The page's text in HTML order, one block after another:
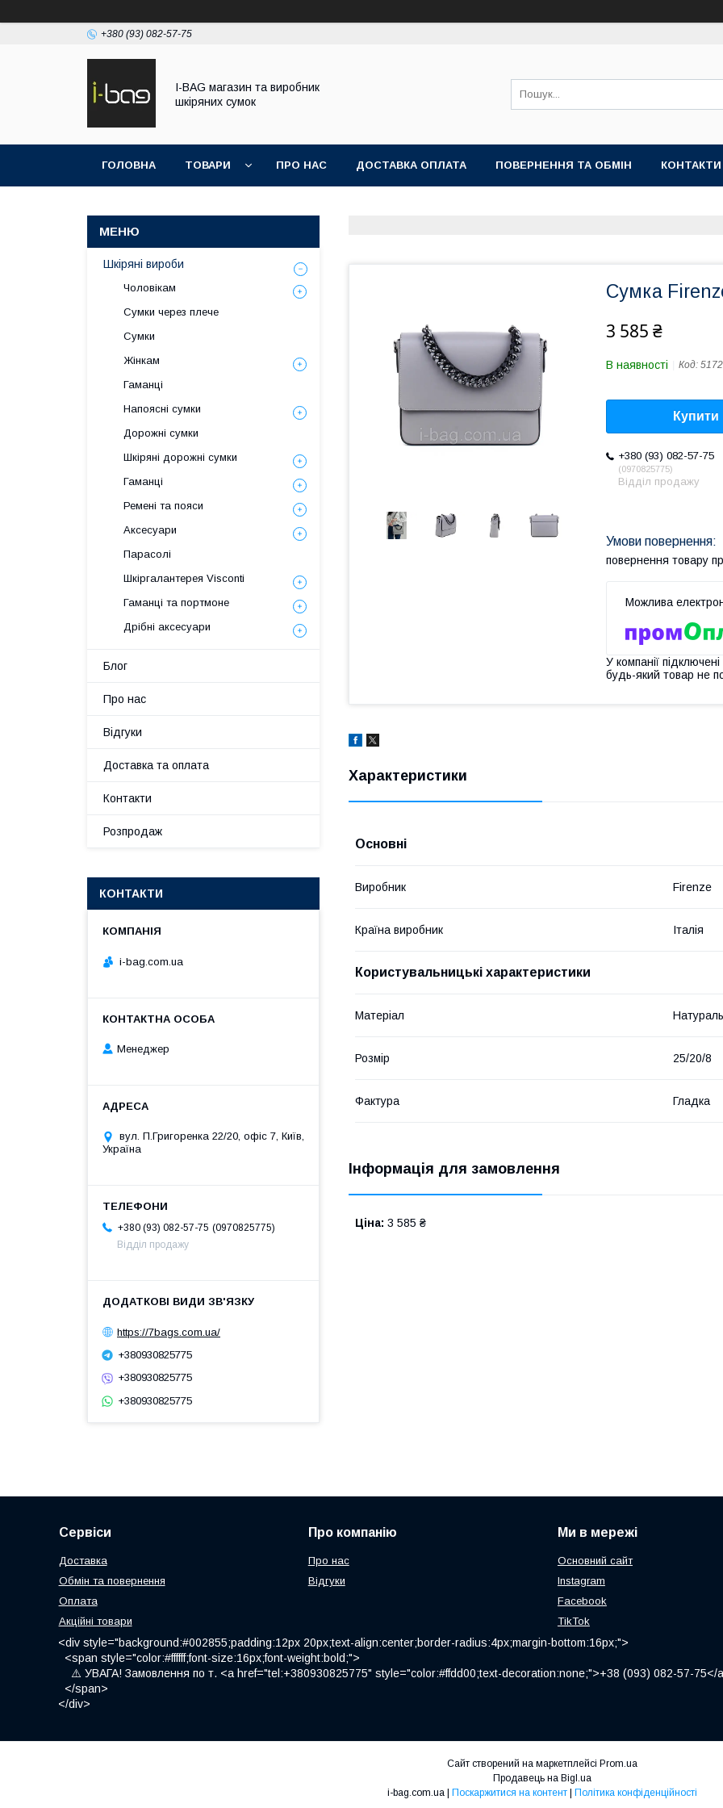
+380 (93) 082-57-75
I-BAG магазин та виробник
шкіряних сумок
ГОЛОВНА ТОВАРИ ПРО НАС ДОСТАВКА ОПЛАТА ПОВЕРНЕННЯ ТА ОБМІН КОНТАКТИ
Сумка
3 585 ₴
В наявності Код:
Купити
+380 (93) 082-57-75
0970825775
Відділ продажу
повернення товару
У компанії
будь-який товар не
Характеристики
Основні
Виробник Firenze
Країна виробник Італія
Користувальницькі характеристики
Матеріал
Розмір 25/20/8
Фактура Гладка
Інформація для замовлення
Ціна: 3 585 ₴
Шкіряні вироби
Чоловікам
Сумки через плече
Сумки
Жінкам
Гаманці
Напоясні сумки
Дорожні сумки
Шкіряні дорожні сумки
Гаманці
Ремені та пояси
Аксесуари
Парасолі
Шкіргалантерея Visconti
Гаманці та портмоне
Дрібні аксесуари
Блог
Про нас
Відгуки
Доставка та оплата
Контакти
Розпродаж
КОНТАКТИ
i-bag.com.ua
Менеджер
вул. П.Григоренка 22/20, офіс 7, Київ,
Україна
+380 (93) 082-57-75
0970825775
Відділ продажу
https://7bags.com.ua/
+380930825775
+380930825775
+380930825775
Сервіси
Доставка
Обмін та повернення
Оплата
Акційні товари
Про компанію
Про нас
Відгуки
Ми в мережі
Основний сайт
Instagram
Facebook
TikTok
<div style="background:#002855;padding:12px 20px;text-align:center;border-radius:4px;margin-bottom:16px;">
<span style="color:#ffffff;font-size:16px;font-weight:bold;">
⚠️ УВАГА! Замовлення по т. <a href="tel:+380930825775" style="color:#ffdd00;text-decoration:none;">+38 (093) 082-57-
</span>
</div>
Сайт створений на маркетплейсі Prom.ua
Продавець на Bigl.ua
Поскаржитися на контент Політика конфіденційності